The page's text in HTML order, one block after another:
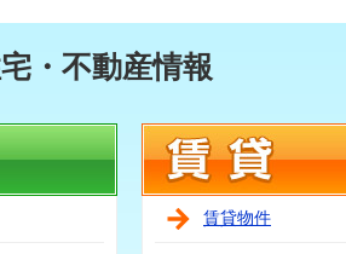
・不動産情報
賃貸物件